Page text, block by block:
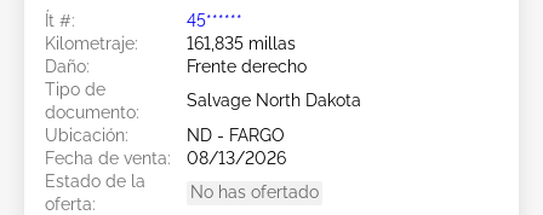
Ít #:
45******
Kilometraje:
161,835 millas
Daño:
Frente derecho
Tipo de
documento:
Salvage North Dakota
Ubicación:
ND - FARGO
Fecha de venta:
08/13/2026
Estado de la
oferta:
No has ofertado